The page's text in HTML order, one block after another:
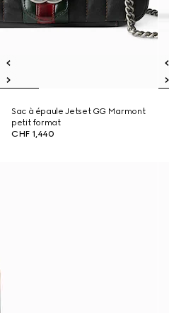
Sac à épaule Jetset GG Marmont
petit format
CHF 1,440